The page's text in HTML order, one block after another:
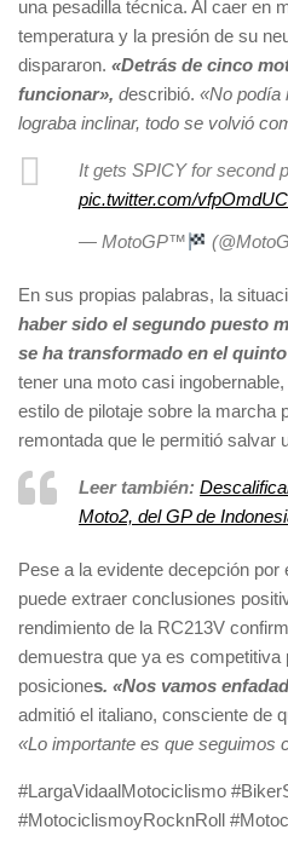
una pesadilla técnica. Al caer en
temperatura y la presión de su
dispararon. «Detrás de cinco
funcionar», describió. «No podía
lograba inclinar, todo se volvió
It gets SPICY for second
pic.twitter.com/
— MotoGP™
En sus propias palabras, la
haber sido el segundo puesto
se ha transformado en el
tener una moto casi
estilo de pilotaje sobre la marcha
remontada que le permitió salvar
Leer también:
Moto2, del GP de
Pese a la evidente decepción por
puede extraer conclusiones
rendimiento de la RC213V
demuestra que ya es competitiva
posiciones. «Nos vamos
admitió el italiano, consciente de
«Lo importante es que seguimos
#LargaVidaalMotociclismo
#MotociclismoyRocknRoll